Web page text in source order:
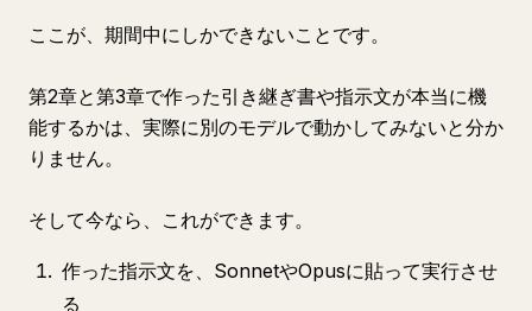
ここが、期間中にしかできないことです。
第2章と第3章で作った引き継ぎ書や指示文が本当に機
能するかは、実際に別のモデルで動かしてみないと分か
りません。
そして今なら、これができます。
作った指示文を、SonnetやOpusに貼って実行させ
る